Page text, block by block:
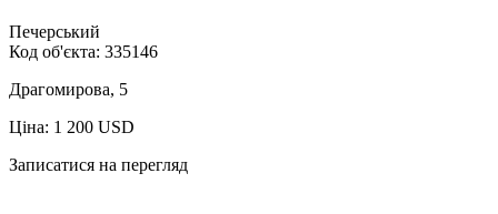
Печерський
Код об'єкта: 335146
Драгомирова, 5
Ціна: 1 200 USD
Записатися на перегляд